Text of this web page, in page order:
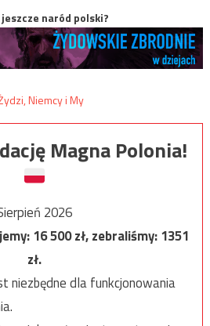
naród polski?
Magna Polonia!
2026
16 500zł, zebraliśmy:1351
zł.
niezbędne dla funkcjonowania